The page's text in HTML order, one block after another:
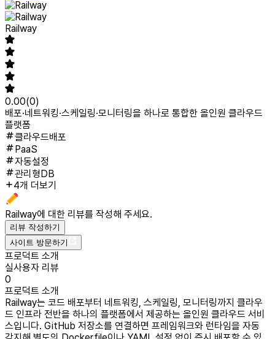
Railway
0.00(0)
배포·네트워킹·스케일링·모니터링을 하나로 통합한 올인원 클라우드
플랫폼
클라우드배포
PaaS
자동설정
관리형DB
4개 더보기
Railway에 대한 리뷰를 작성해 주세요.
리뷰 작성하기
사이트 방문하기
프로덕트 소개
실사용자 리뷰
0
프로덕트 소개
Railway는 코드 배포부터 네트워킹, 스케일링, 모니터링까지 클라우
드 인프라 전반을 하나의 플랫폼에서 제공하는 올인원 클라우드 서비
스입니다. GitHub 저장소를 연결하면 프레임워크와 런타임을 자동